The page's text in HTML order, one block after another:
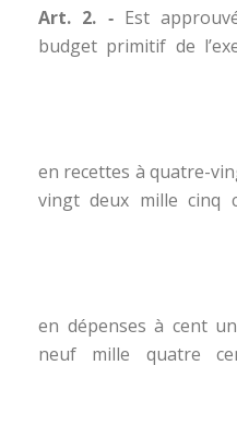
Art. 2. ‑Est
budget primitif de
‑ en recettes à quatre-
vingt deux mille cinq
‑ en dépenses à cent
neuf mille quatre